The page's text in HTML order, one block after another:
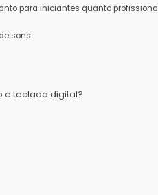
para iniciantes quanto
sons
e teclado digital?